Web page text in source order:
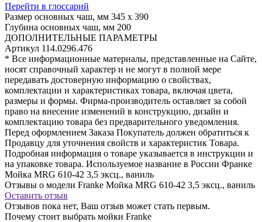
Перейти в глоссарий
Размер основных чаш, мм 345 х 390
Глубина основных чаш, мм 200
ДОПОЛНИТЕЛЬНЫЕ ПАРАМЕТРЫ
Артикул 114.0296.476
* Все информационные материалы, представленные на Сайте,
носят справочный характер и не могут в полной мере
передавать достоверную информацию о свойствах,
комплектации и характеристиках товара, включая цвета,
размеры и формы. Фирма-производитель оставляет за собой
право на внесение изменений в конструкцию, дизайн и
комплектацию товара без предварительного уведомления.
Перед оформлением Заказа Покупатель должен обратиться к
Продавцу для уточнения свойств и характеристик Товара.
Подробная информация о товаре указывается в инструкции и
на упаковке товара. Используемое название в России Франке
Мойка MRG 610-42 3,5 эксц., ваниль
Отзывы о модели Franke Мойка MRG 610-42 3,5 эксц., ваниль
Оставить отзыв
Отзывов пока нет, Ваш отзыв может стать первым.
Почему стоит выбрать мойки Franke